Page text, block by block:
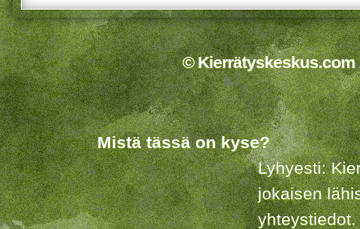
© Kierrätyskeskus.com
Mistä tässä on kyse?
Lyhyesti:
jokaisen